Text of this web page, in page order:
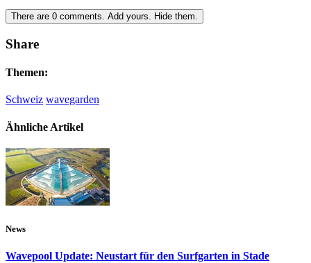
There are 0 comments. Add yours. Hide them.
Share
Themen:
Schweiz wavegarden
Ähnliche Artikel
News
Wavepool Update: Neustart für den Surfgarten in Stade